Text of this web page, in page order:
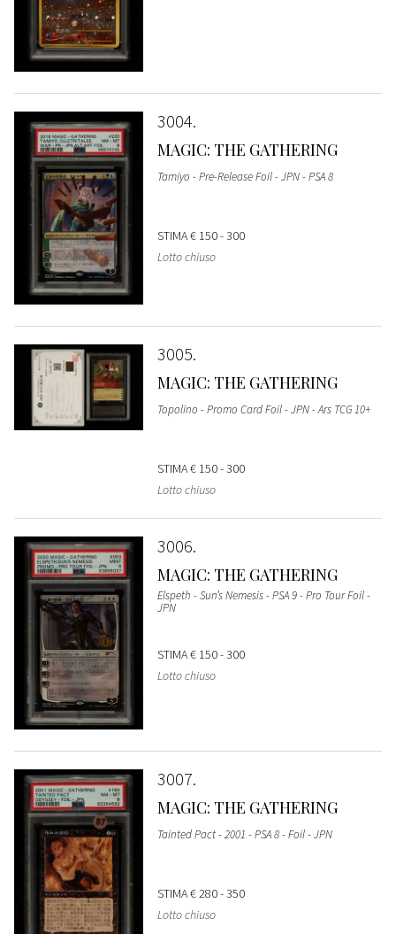
3004
MAGIC: THE GATHERING
Tamiyo - Pre-Release Foil - JPN - PSA 8
STIMA€ 150 - 300
Lotto chiuso
3005
MAGIC: THE GATHERING
Topolino - Promo Card Foil - JPN - Ars TCG 10+
STIMA€ 150 - 300
Lotto chiuso
3006
MAGIC: THE GATHERING
Elspeth - Sun’s Nemesis - PSA 9 - Pro Tour Foil -
JPN
STIMA€ 150 - 300
Lotto chiuso
3007
MAGIC: THE GATHERING
Tainted Pact - 2001 - PSA 8 - Foil - JPN
STIMA€ 280 - 350
Lotto chiuso